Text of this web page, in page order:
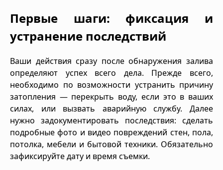
Первые шаги: фиксация и
устранение последствий
Ваши действия сразу после обнаружения залива
определяют успех всего дела. Прежде всего,
необходимо по возможности устранить причину
затопления — перекрыть воду, если это в ваших
силах, или вызвать аварийную службу. Далее
нужно задокументировать последствия: сделать
подробные фото и видео повреждений стен, пола,
потолка, мебели и бытовой техники. Обязательно
зафиксируйте дату и время съемки.